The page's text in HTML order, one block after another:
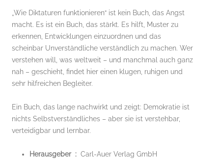
„Wie Diktaturen funktionieren“ ist kein Buch, das Angst
macht. Es ist ein Buch, das stärkt. Es hilft, Muster zu
erkennen, Entwicklungen einzuordnen und das
scheinbar Unverständliche verständlich zu machen. Wer
verstehen will, was weltweit – und manchmal auch ganz
nah – geschieht, findet hier einen klugen, ruhigen und
sehr hilfreichen Begleiter.
Ein Buch, das lange nachwirkt und zeigt: Demokratie ist
nichts Selbstverständliches – aber sie ist verstehbar,
verteidigbar und lernbar.
Herausgeber ‏ : ‎ Carl-Auer Verlag GmbH